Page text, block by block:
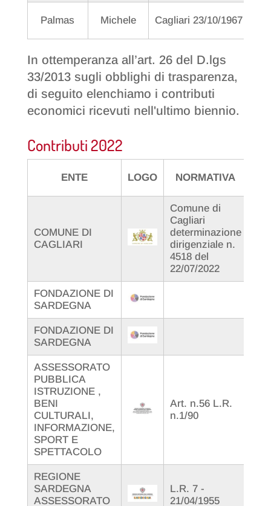
Palmas Michele Cagliari 23/10/1967
In ottemperanza all’art. 26 del D.lgs
33/2013 sugli obblighi di trasparenza,
di seguito elenchiamo i contributi
economici ricevuti nell'ultimo biennio.
Contributi 2022
ENTE LOGO NORMATIVA
COMUNE DI
CAGLIARI
Comune di
Cagliari
determinazione
dirigenziale n.
4518 del
22/07/2022
FONDAZIONE DI
SARDEGNA
FONDAZIONE DI
SARDEGNA
ASSESSORATO
PUBBLICA
ISTRUZIONE ,
BENI
CULTURALI,
INFORMAZIONE,
SPORT E
SPETTACOLO
Art. n.56 L.R.
n.1/90
REGIONE
SARDEGNA
ASSESSORATO
L.R. 7 -
21/04/1955